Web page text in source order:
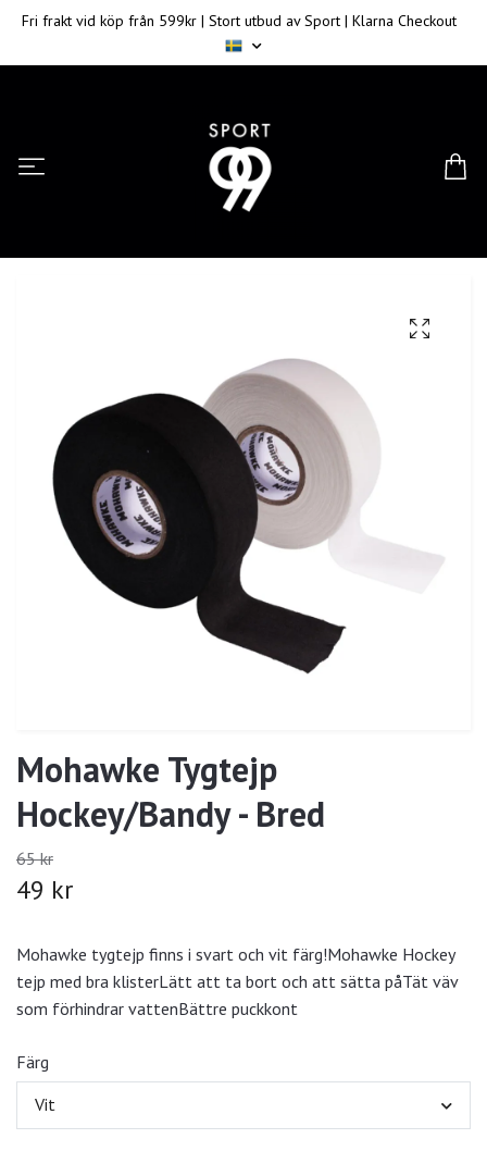
Fri frakt vid köp från 599kr | Stort utbud av Sport | Klarna Checkout
Mohawke Tygtejp
Hockey/Bandy - Bred
65 kr
49 kr
Mohawke tygtejp finns i svart och vit färg!Mohawke Hockey
tejp med bra klisterLätt att ta bort och att sätta påTät väv
som förhindrar vattenBättre puckkont
Färg
Vit